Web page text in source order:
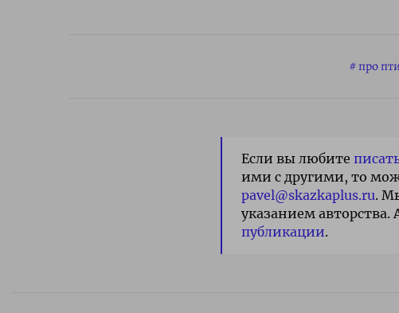
про
Если вы любите
ими с другими, то
pavel@skazkaplus.ru.
указанием
публикации.